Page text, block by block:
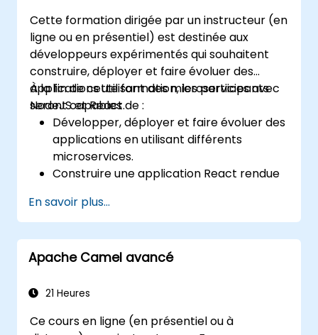
Cette formation dirigée par un instructeur (en
ligne ou en présentiel) est destinée aux
développeurs expérimentés qui souhaitent
construire, déployer et faire évoluer des
applications utilisant des microservices avec
NodeJS et React.
À la fin de cette formation, les participants
seront capables de :
Développer, déployer et faire évoluer des
applications en utilisant différents
microservices.
Construire une application React rendue
Déployer des applications multi-services
dans le cloud à l'aide de Docker et
Kubernetes.
Réaliser des tests d'applications sur les
En savoir plus...
Apache Camel avancé
21 Heures
Ce cours en ligne (en présentiel ou à